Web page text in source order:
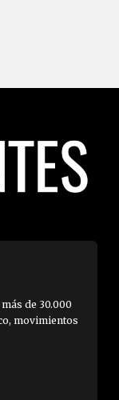
de 30.000
movimientos